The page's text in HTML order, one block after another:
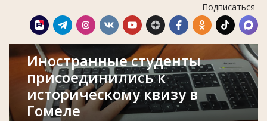
Подписаться
Иностранные студенты
присоединились к
историческому квизу в
Гомеле